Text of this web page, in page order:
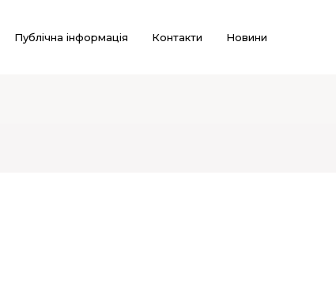
Публічна інформація Контакти Новини